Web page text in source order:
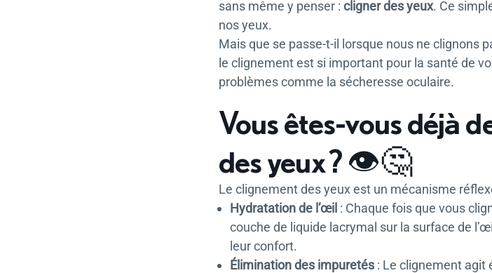
sans même y penser : cligner des yeux. Ce
nos yeux.
Mais que se passe-t-il lorsque nous ne clignons
le clignement est si important pour la santé de
problèmes comme la sécheresse oculaire.
Vous êtes-vous déjà
des yeux ? 👁️🤔
Le clignement des yeux est un mécanisme
Hydratation de l’œil : Chaque fois que vous
couche de liquide lacrymal sur la surface de
leur confort.
Élimination des impuretés : Le clignement agit